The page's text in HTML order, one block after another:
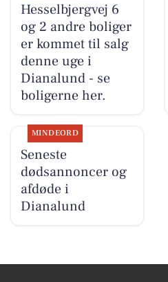
Hesselbjergvej 6
og 2 andre boliger
er kommet til salg
denne uge i
Dianalund - se
boligerne her.
MINDEORD
Seneste
dødsannoncer og
afdøde i
Dianalund